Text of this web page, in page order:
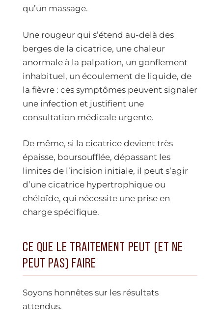
qu’un massage.
Une rougeur qui s’étend au-delà des
berges de la cicatrice, une chaleur
anormale à la palpation, un gonflement
inhabituel, un écoulement de liquide, de
la fièvre : ces symptômes peuvent signaler
une infection et justifient une
consultation médicale urgente.
De même, si la cicatrice devient très
épaisse, boursoufflée, dépassant les
limites de l’incision initiale, il peut s’agir
d’une cicatrice hypertrophique ou
chéloïde, qui nécessite une prise en
charge spécifique.
CE QUE LE TRAITEMENT PEUT (ET NE
PEUT PAS) FAIRE
Soyons honnêtes sur les résultats
attendus.